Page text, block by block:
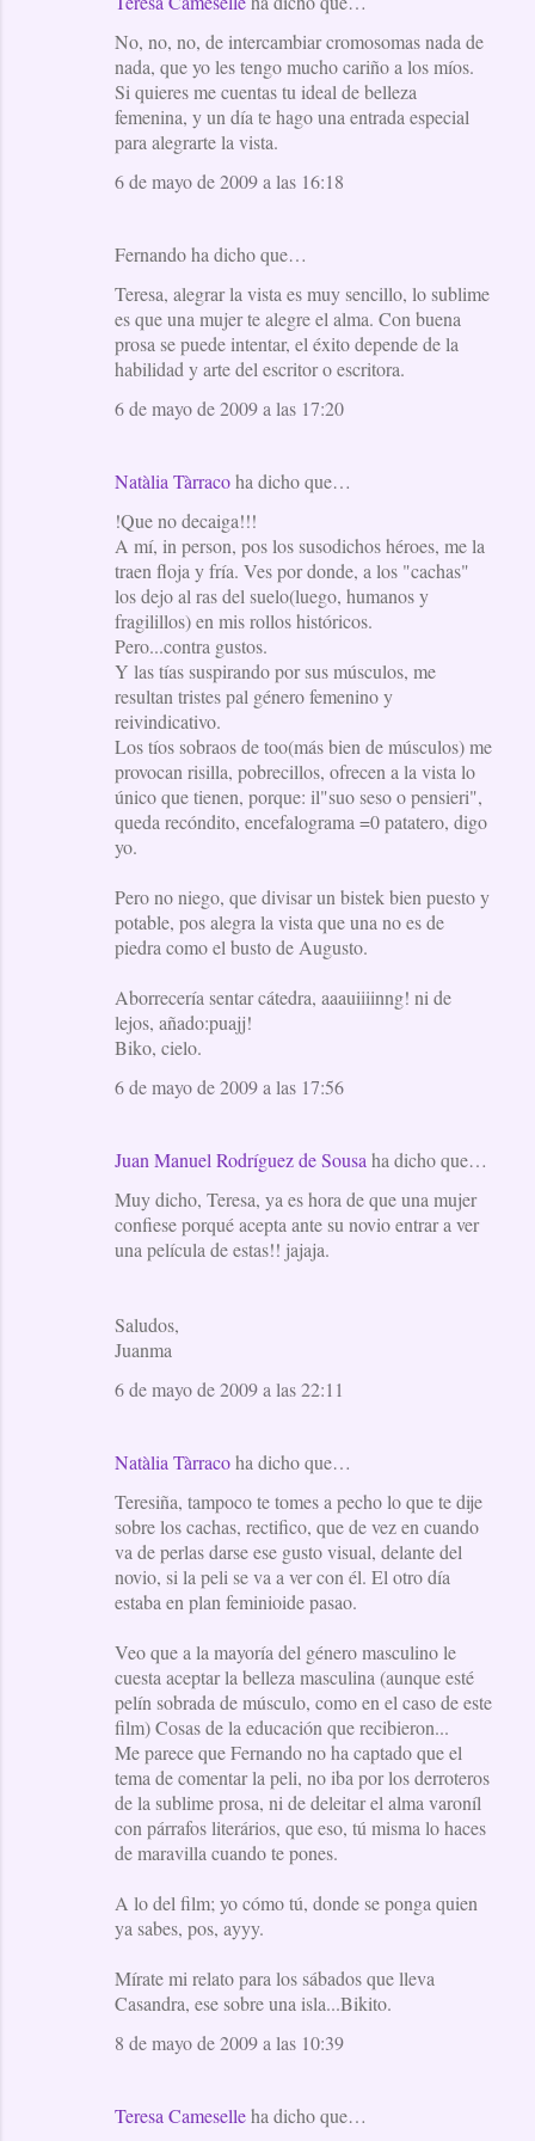
No, no, no, de intercambiar cromosomas nada de
nada, que yo les tengo mucho cariño a los míos.
Si quieres me cuentas tu ideal de belleza
femenina, y un día te hago una entrada especial
para alegrarte la vista.
6 de mayo de 2009 a las 16:18
Fernando ha dicho que…
Teresa, alegrar la vista es muy sencillo, lo sublime
es que una mujer te alegre el alma. Con buena
prosa se puede intentar, el éxito depende de la
habilidad y arte del escritor o escritora.
6 de mayo de 2009 a las 17:20
Natàlia Tàrracoha dicho que…
!Que no decaiga!!!
A mí, in person, pos los susodichos héroes, me la
traen floja y fría. Ves por donde, a los "cachas"
los dejo al ras del suelo(luego, humanos y
fragilillos) en mis rollos históricos.
Pero...contra gustos.
Y las tías suspirando por sus músculos, me
resultan tristes pal género femenino y
reivindicativo.
Los tíos sobraos de too(más bien de músculos) me
provocan risilla, pobrecillos, ofrecen a la vista lo
único que tienen, porque: il"suo seso o pensieri",
queda recóndito, encefalograma =0 patatero, digo
yo.
Pero no niego, que divisar un bistek bien puesto y
potable, pos alegra la vista que una no es de
piedra como el busto de Augusto.
Aborrecería sentar cátedra, aaauiiiinng! ni de
lejos, añado:puajj!
Biko, cielo.
6 de mayo de 2009 a las 17:56
Juan Manuel Rodríguez de Sousa ha dicho que…
Muy dicho, Teresa, ya es hora de que una mujer
confiese porqué acepta ante su novio entrar a ver
una película de estas!! jajaja.
Saludos,
Juanma
6 de mayo de 2009 a las 22:11
Natàlia Tàrracoha dicho que…
Teresiña, tampoco te tomes a pecho lo que te dije
sobre los cachas, rectifico, que de vez en cuando
va de perlas darse ese gusto visual, delante del
novio, si la peli se va a ver con él. El otro día
estaba en plan feminioide pasao.
Veo que a la mayoría del género masculino le
cuesta aceptar la belleza masculina (aunque esté
pelín sobrada de músculo, como en el caso de este
film) Cosas de la educación que recibieron...
Me parece que Fernando no ha captado que el
tema de comentar la peli, no iba por los derroteros
de la sublime prosa, ni de deleitar el alma varoníl
con párrafos literários, que eso, tú misma lo haces
de maravilla cuando te pones.
A lo del film; yo cómo tú, donde se ponga quien
ya sabes, pos, ayyy.
Mírate mi relato para los sábados que lleva
Casandra, ese sobre una isla...Bikito.
8 de mayo de 2009 a las 10:39
Teresa Cameselleha dicho que…